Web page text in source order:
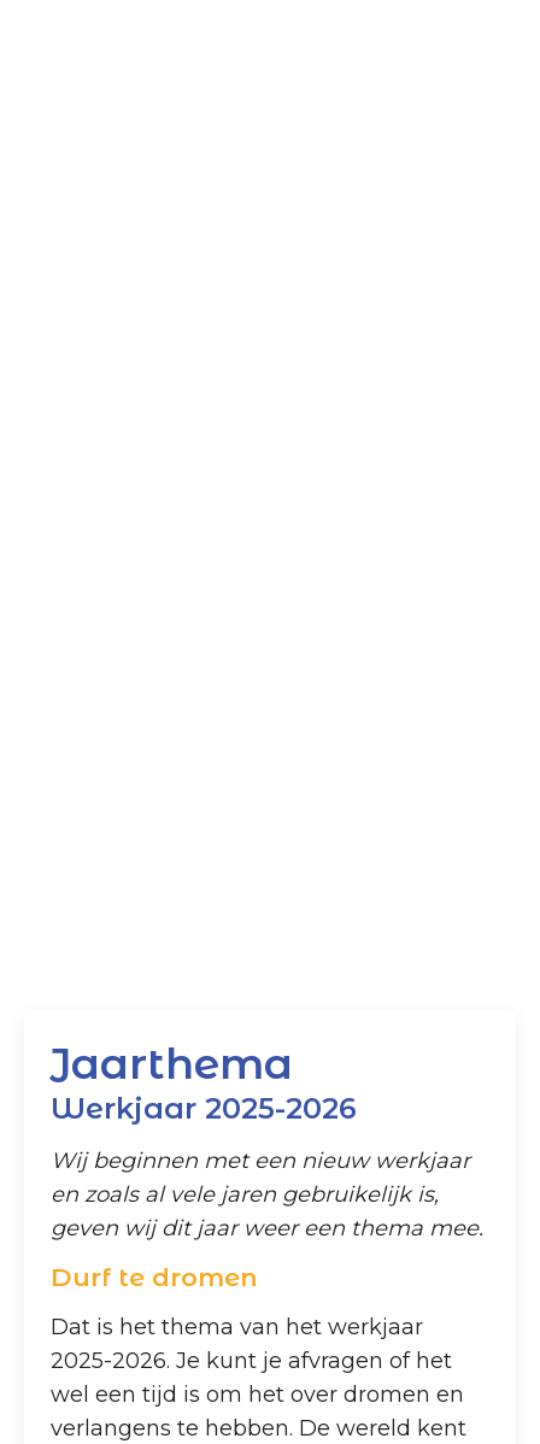
Jaarthema
Werkjaar 2025-2026
Wij beginnen met een nieuw werkjaar
en zoals al vele jaren gebruikelijk is,
geven wij dit jaar weer een thema mee.
Durf te dromen
Dat is het thema van het werkjaar
2025-2026. Je kunt je afvragen of het
wel een tijd is om het over dromen en
verlangens te hebben. De wereld kent